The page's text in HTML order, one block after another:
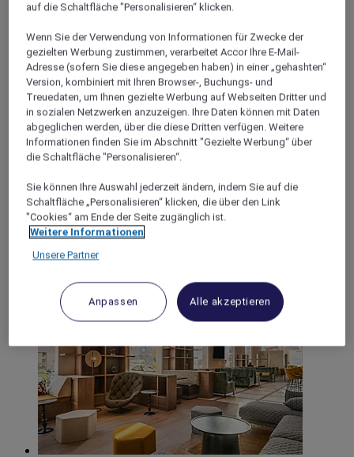
CERGY, Frankreich
Mercure Cergy Pontoise Zentrum Hotel
Das Hotel Mercure Cergy Pontoise Centre ist 500 m von der
Haltestelle Cergy Préfecture der RER A und 35 km von Paris,
40 Min. von den Flughäfen CDG und Orly sowie den
Messeparks Villepinte und Le Bourget entfernt. Dieses
modern eingerichtete Hotel verfügt über elegante Zimmer mit
Klimaanlage. Herzlicher Empfang, hochwertige
Annehmlichkeiten und moderne Ausstattung: Alles, was Sie
zum Arbeiten oder Entspannen in einer beruhigenden
Umgebung benötigen. Ideal für Seminare oder Aufenthalte
mit der Familie.
auf die Schaltfläche "Personalisieren“ klicken.
Wenn Sie der Verwendung von Informationen für Zwecke der
gezielten Werbung zustimmen, verarbeitet Accor Ihre E-Mail-
Adresse (sofern Sie diese angegeben haben) in einer „gehashten“
Version, kombiniert mit Ihren Browser-, Buchungs- und
Treuedaten, um Ihnen gezielte Werbung auf Webseiten Dritter und
in sozialen Netzwerken anzuzeigen. Ihre Daten können mit Daten
abgeglichen werden, über die diese Dritten verfügen. Weitere
Informationen finden Sie im Abschnitt "Gezielte Werbung“ über
die Schaltfläche "Personalisieren“.
Sie können Ihre Auswahl jederzeit ändern, indem Sie auf die
Schaltfläche „Personalisieren“ klicken, die über den Link
"Cookies“ am Ende der Seite zugänglich ist.
Weitere Informationen
Unsere Partner
Anpassen Alle akzeptieren